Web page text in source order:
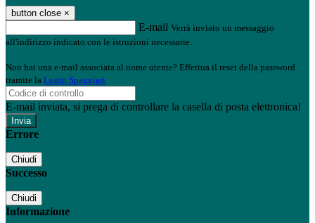
button close ×
E-mail Verrà inviato un messaggio
all'indirizzo indicato con le istruzioni necessarie.
Non hai una e-mail associata al nome utente? Effettua il reset della password
tramite la Login Spaggiari
E-mail inviata, si prega di controllare la casella di posta elettronica!
Errore
Chiudi
Successo
Chiudi
Informazione